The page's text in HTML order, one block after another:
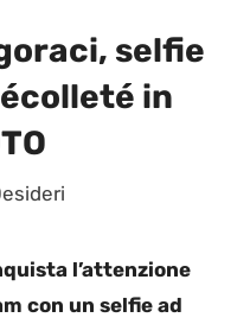
selfie
in
l’attenzione
con un selfie ad